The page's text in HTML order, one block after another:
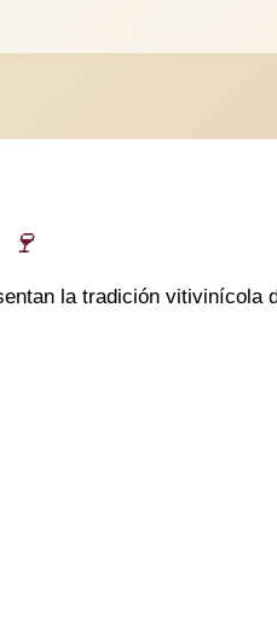
la tradición vitivinícola